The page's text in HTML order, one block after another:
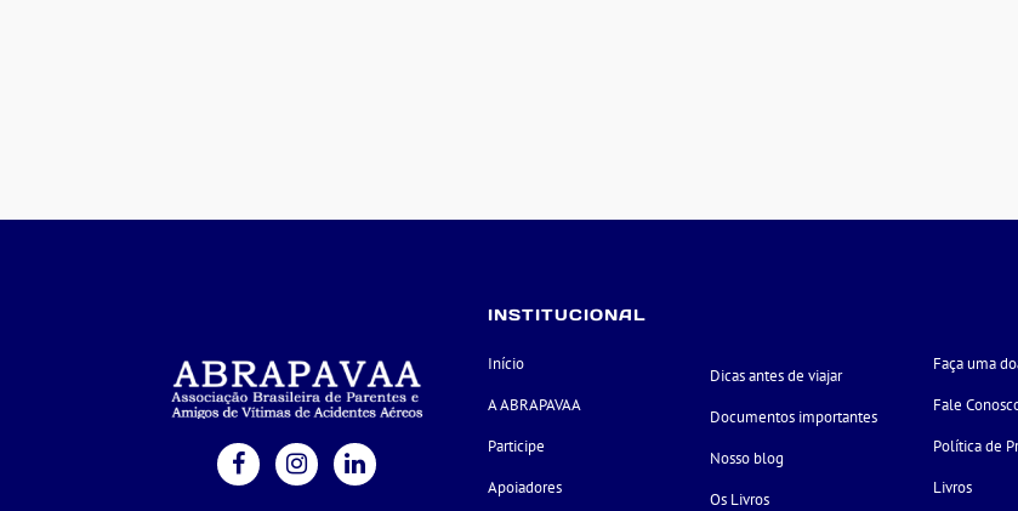
INSTITUCIONAL
Início
A ABRAPAVAA
Participe
Apoiadores
Dicas antes de viajar
Documentos importantes
Nosso blog
Os Livros
Faça uma
Fale
Política de
Livros